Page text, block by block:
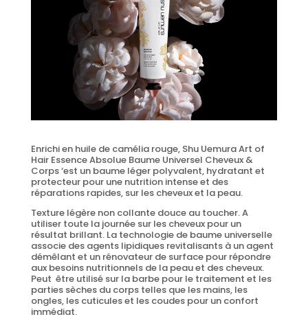
Enrichi en huile de camélia rouge, Shu Uemura Art of
Hair Essence Absolue Baume Universel Cheveux &
Corps ‘est un baume léger polyvalent, hydratant et
protecteur pour une nutrition intense et des
réparations rapides, sur les cheveux et la peau.
Texture légère non collante douce au toucher. A
utiliser toute la journée sur les cheveux pour un
résultat brillant. La technologie de baume universelle
associe des agents lipidiques revitalisants à un agent
démêlant et un rénovateur de surface pour répondre
aux besoins nutritionnels de la peau et des cheveux.
Peut être utilisé sur la barbe pour le traitement et les
parties sèches du corps telles que les mains, les
ongles, les cuticules et les coudes pour un confort
immédiat.